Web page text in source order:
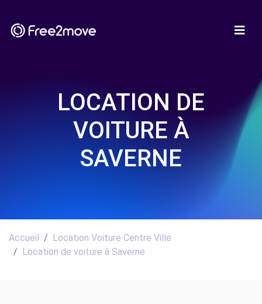
LOCATION DE
VOITURE À
SAVERNE
Accueil
Location Voiture Centre Ville
Location de voiture à Saverne